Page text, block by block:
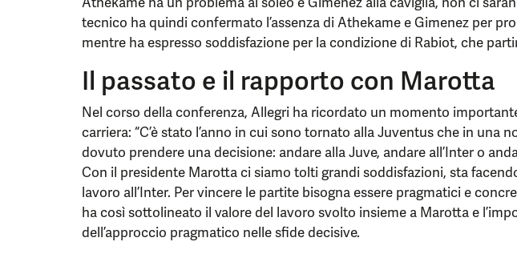
tecnico ha quindi confermato l’assenza di Athekame e Gimenez per
mentre ha espresso soddisfazione per la condizione di Rabiot, che
Il passato e il rapporto con Marotta
Nel corso della conferenza, Allegri ha ricordato un momento
carriera: “C’è stato l’anno in cui sono tornato alla Juventus che in una
dovuto prendere una decisione: andare alla Juve, andare all’Inter o
Con il presidente Marotta ci siamo tolti grandi soddisfazioni, sta
lavoro all’Inter. Per vincere le partite bisogna essere pragmatici e
ha così sottolineato il valore del lavoro svolto insieme a Marotta e
dell’approccio pragmatico nelle sfide decisive.